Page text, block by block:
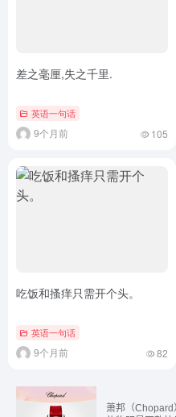
差之毫厘,失之千里.
英语一句话
9个月前 105
吃饭和搔痒只需开个头。
英语一句话
9个月前 82